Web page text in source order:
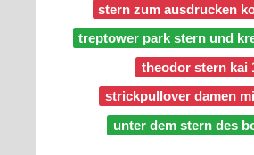
stern zum ausdrucken
treptower park stern und
theodor stern kai
strickpullover damen
unter dem stern des